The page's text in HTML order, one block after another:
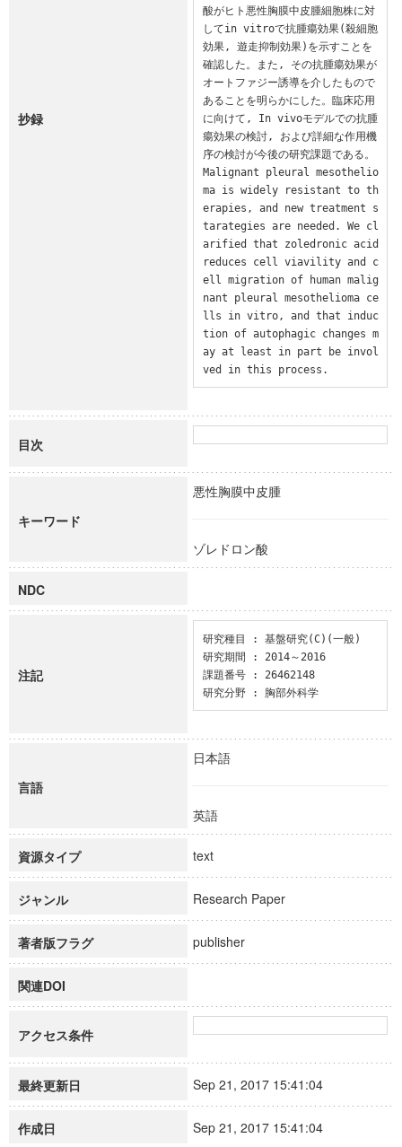
抄録
酸がヒト悪性胸膜中皮腫細胞株に対
してin vitroで抗腫瘍効果(殺細胞
効果, 遊走抑制効果)を示すことを
確認した。また, その抗腫瘍効果が
オートファジー誘導を介したもので
あることを明らかにした。臨床応用
に向けて, In vivoモデルでの抗腫
瘍効果の検討, および詳細な作用機
序の検討が今後の研究課題である。
Malignant pleural mesothelio
ma is widely resistant to th
erapies, and new treatment s
tarategies are needed. We cl
arified that zoledronic acid
reduces cell viavility and c
ell migration of human malig
nant pleural mesothelioma ce
lls in vitro, and that induc
tion of autophagic changes m
ay at least in part be invol
ved in this process.
目次
キーワード
悪性胸膜中皮腫
ゾレドロン酸
NDC
注記
研究種目 : 基盤研究(C)(一般)
研究期間 : 2014～2016
課題番号 : 26462148
研究分野 : 胸部外科学
言語
日本語
英語
資源タイプ text
ジャンル Research Paper
著者版フラグ publisher
関連DOI
アクセス条件
最終更新日 Sep 21, 2017 15:41:04
作成日 Sep 21, 2017 15:41:04